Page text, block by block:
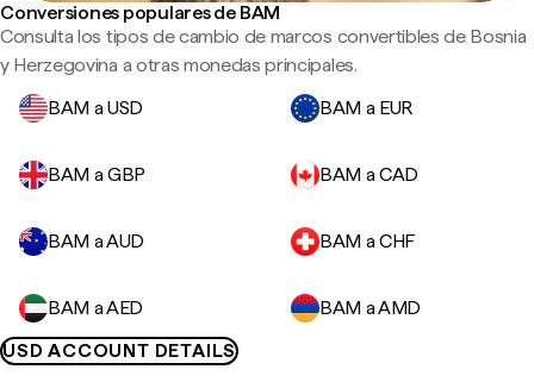
Conversiones populares de BAM
Consulta los tipos de cambio de marcos convertibles de Bosnia
y Herzegovina a otras monedas principales.
BAM a USD
BAM a EUR
BAM a GBP BAM a CAD
BAM a AUD BAM a CHF
BAM a AED
BAM a AMD
USD ACCOUNT DETAILS